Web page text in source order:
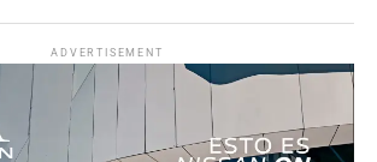
a dependencias como la Secretaría
la Procuraduría de Protección
General del Estado y los
al Ayuntamiento de Jojutla, a
ADVERTISEMENT